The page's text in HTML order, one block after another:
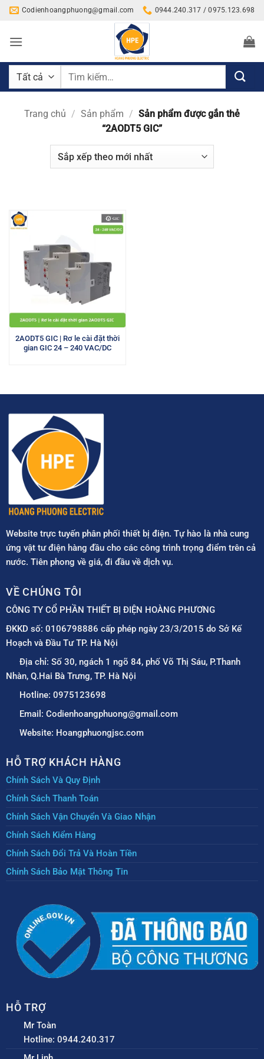
Bỏ
nội
Codienhoangphuong@gmail.com 0944.240.317 / 0975.123.698
Tìm
Trang chủ / Sản phẩm / Sản phẩm được gắn thẻ
“2AODT5 GIC”
2AODT5 GIC | Rơ le cài đặt thời
gian GIC 24 – 240 VAC/DC
Website trực tuyến phân phối thiết bị điện. Tự hào là nhà cung
ứng vật tư điện hàng đầu cho các công trình trọng điểm trên cả
nước. Tiên phong về giá, đi đầu về dịch vụ.
VỀ CHÚNG TÔI
CÔNG TY CỔ PHẦN THIẾT BỊ ĐIỆN HOÀNG PHƯƠNG
ĐKKD số: 0106798886 cấp phép ngày 23/3/2015 do Sở Kế
Hoạch và Đầu Tư TP. Hà Nội
Địa chỉ: Số 30, ngách 1 ngõ 84, phố Võ Thị Sáu, P.Thanh
Nhàn, Q.Hai Bà Trưng, TP. Hà Nội
Hotline: 0975123698
Email: Codienhoangphuong@gmail.com
Website: Hoangphuongjsc.com
HỖ TRỢ KHÁCH HÀNG
Chính Sách Và Quy Định
Chính Sách Thanh Toán
Chính Sách Vận Chuyển Và Giao Nhận
Chính Sách Kiểm Hàng
Chính Sách Đổi Trả Và Hoàn Tiền
Chính Sách Bảo Mật Thông Tin
HỖ TRỢ
Mr Toàn
Hotline: 0944.240.317